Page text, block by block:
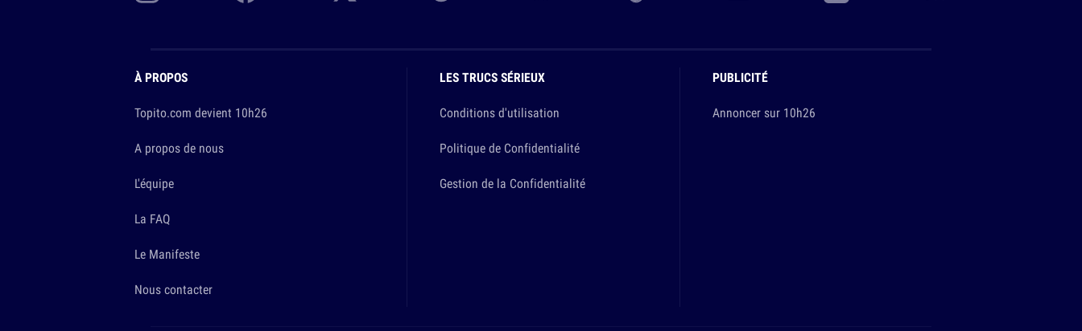
À PROPOS
Topito.com devient 10h26
A propos de nous
L'équipe
La FAQ
Le Manifeste
Nous contacter
LES TRUCS SÉRIEUX
Conditions d'utilisation
Politique de Confidentialité
Gestion de la Confidentialité
PUBLICITÉ
Annoncer sur 10h26